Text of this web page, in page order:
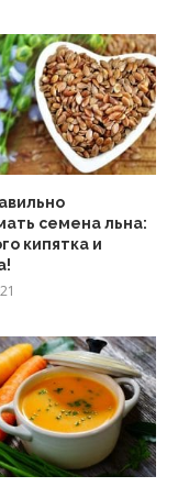
семена льна:
кипятка и